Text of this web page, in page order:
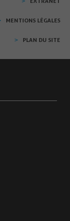
MENTIONS LÉGALES
PLAN DU SITE